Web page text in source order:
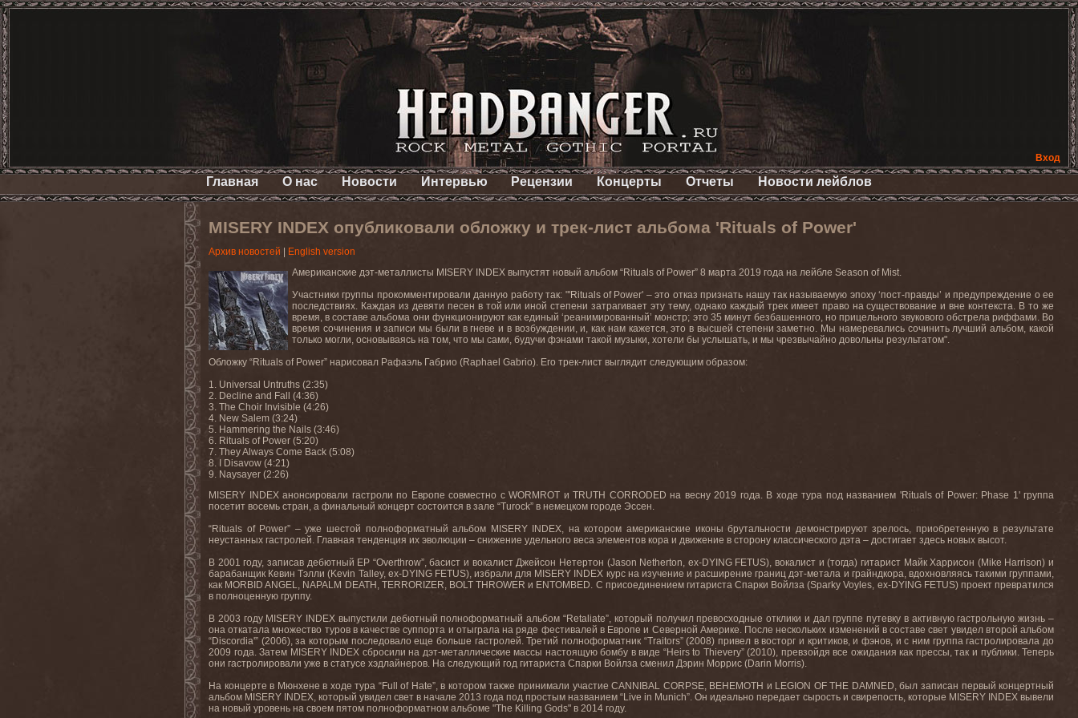
Вход
Главная О нас Новости Интервью Рецензии Концерты Отчеты Новости лейблов
MISERY INDEX опубликовали обложку и трек-лист альбома 'Rituals of Power'
Архив новостей
English version
Американские дэт-металлисты MISERY INDEX выпустят новый альбом “Rituals of Power” 8 марта 2019 года на лейбле Season of Mist.
Участники группы прокомментировали данную работу так: "'Rituals of Power' – это отказ признать нашу так называемую эпоху ‘пост-правды’ и предупреждение о ее
последствиях. Каждая из девяти песен в той или иной степени затрагивает эту тему, однако каждый трек имеет право на существование и вне контекста. В то же
время, в составе альбома они функционируют как единый ‘реанимированный’ монстр; это 35 минут безбашенного, но прицельного звукового обстрела риффами. Во
время сочинения и записи мы были в гневе и в возбуждении, и, как нам кажется, это в высшей степени заметно. Мы намеревались сочинить лучший альбом, какой
только могли, основываясь на том, что мы сами, будучи фэнами такой музыки, хотели бы услышать, и мы чрезвычайно довольны результатом".
Обложку “Rituals of Power” нарисовал Рафаэль Габрио (Raphael Gabrio). Его трек-лист выглядит следующим образом:
1. Universal Untruths (2:35)
2. Decline and Fall (4:36)
3. The Choir Invisible (4:26)
4. New Salem (3:24)
5. Hammering the Nails (3:46)
6. Rituals of Power (5:20)
7. They Always Come Back (5:08)
8. I Disavow (4:21)
9. Naysayer (2:26)
MISERY
INDEX анонсировали гастроли по Европе совместно с WORMROT и TRUTH CORRODED на весну 2019 года. В ходе тура под названием 'Rituals of Power: Phase 1' группа
посетит восемь стран, а финальный концерт состоится в зале “Turock” в немецком городе Эссен.
“Rituals of Power” – уже шестой полноформатный альбом MISERY INDEX, на котором американские иконы брутальности демонстрируют зрелось, приобретенную в результате
неустанных гастролей. Главная тенденция их эволюции – снижение удельного веса элементов кора и движение в сторону классического дэта – достигает здесь новых высот.
В 2001 году, записав дебютный EP “Overthrow”, басист и вокалист Джейсон Нетертон (Jason Netherton, ex-DYING FETUS), вокалист и (тогда) гитарист Майк Харрисон (Mike Harrison) и
барабанщик Кевин Тэлли (Kevin Talley, ex-DYING FETUS), избрали для MISERY INDEX курс на изучение и расширение границ дэт-метала и грайндкора, вдохновляясь такими группами,
как MORBID ANGEL, NAPALM DEATH , TERRORIZER, BOLT THROWER и ENTOMBED. С присоединением гитариста Спарки Войлза (Sparky Voyles, ex-DYING FETUS) проект превратился
в полноценную группу.
В 2003 году MISERY INDEX выпустили дебютный полноформатный альбом “Retaliate”, который получил превосходные отклики и дал группе путевку в активную гастрольную жизнь –
она откатала множество туров в качестве суппорта и отыграла на ряде фестивалей в Европе и Северной Америке. После нескольких изменений в составе свет увидел второй альбом
“Discordia'” (2006), за которым последовало еще больше гастролей. Третий полноформатник “Traitors” (2008) привел в восторг и критиков, и фэнов, и с ним группа гастролировала до
2009 года. Затем MISERY INDEX сбросили на дэт-металлические массы настоящую бомбу в виде “Heirs to Thievery” (2010), превзойдя все ожидания как прессы, так и публики. Теперь
они гастролировали уже в статусе хэдлайнеров. На следующий год гитариста Спарки Войлза сменил Дэрин Моррис (Darin Morris).
На концерте в Мюнхене в ходе тура “Full of Hate”, в котором также принимали участиеCANNIBAL CORPSE, BEHEMOTH и LEGION OF THE DAMNED, был записан первый концертный
альбом MISERY INDEX, который увидел свет в начале 2013 года под простым названием “Live in Munich”. Он идеально передает сырость и свирепость, которые MISERY INDEX вывели
на новый уровень на своем пятом полноформатном альбоме "The Killing Gods" в 2014 году.